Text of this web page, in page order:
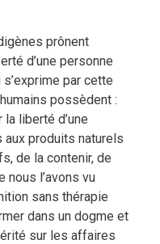
prônent
d’une personne
par cette
possèdent :
liberté d’une
produits naturels
de la contenir, de
nous l’avons vu
sans thérapie
dans un dogme et
sur les affaires